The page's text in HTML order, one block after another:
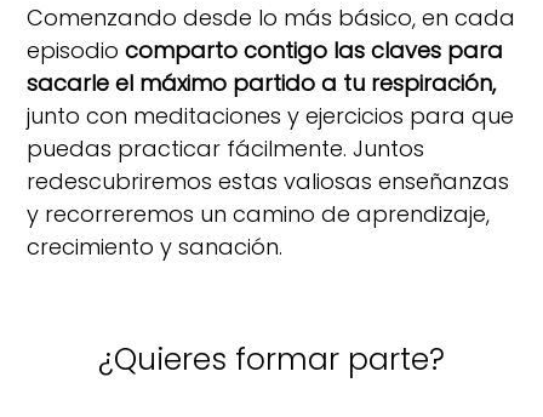
Comenzando desde lo más básico, en cada
episodiocomparto contigo las claves para
sacarle el máximo partido a tu respiración,
junto con meditaciones y ejercicios para que
puedas practicar fácilmente. Juntos
redescubriremos estas valiosas enseñanzas
y recorreremos un camino de aprendizaje,
crecimiento y sanación.
¿Quieres formar parte?